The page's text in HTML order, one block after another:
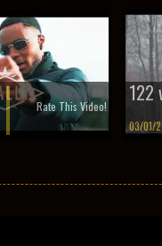
Rate This Video!
122
03/01/